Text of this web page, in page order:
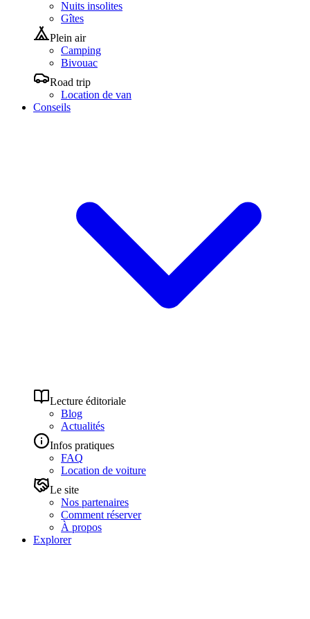
Nuits insolites
Gîtes
Plein air
Camping
Bivouac
Road trip
Location de van
Conseils
Lecture éditoriale
Blog
Actualités
Infos pratiques
FAQ
Location de voiture
Le site
Nos partenaires
Comment réserver
À propos
Explorer